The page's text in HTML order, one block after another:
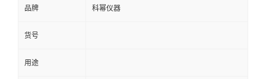
品牌 科幂仪器
货号
用途